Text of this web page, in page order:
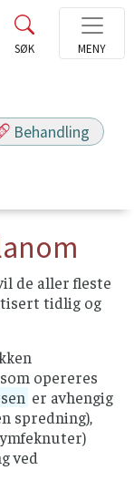
Behandling
de aller fleste
tidlig og
opereres
er avhengig
spredning),
ved